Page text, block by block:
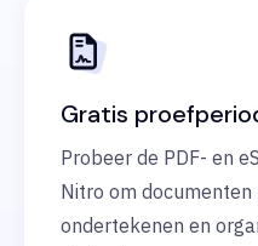
Gratis
Probeer de PDF- en
Nitro om
ondertekenen en